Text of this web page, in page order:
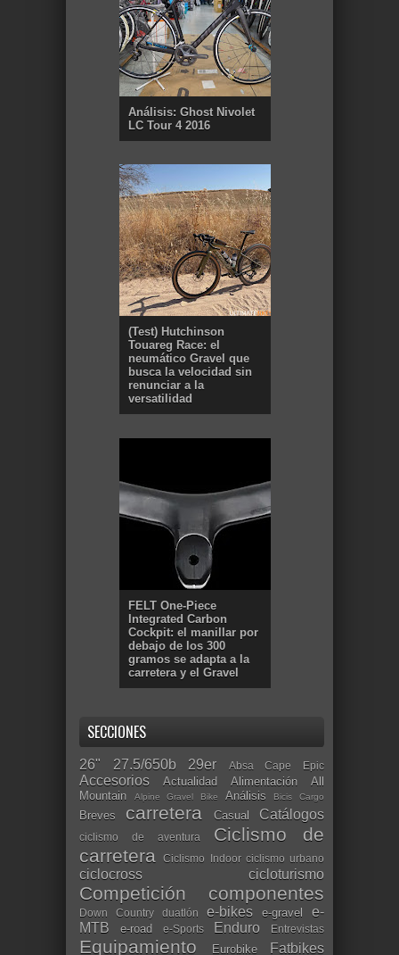
Análisis: Ghost Nivolet
LC Tour 4 2016
(Test) Hutchinson
Touareg Race: el
neumático Gravel que
busca la velocidad sin
renunciar a la
versatilidad
FELT One-Piece
Integrated Carbon
Cockpit: el manillar por
debajo de los 300
gramos se adapta a la
carretera y el Gravel
SECCIONES
26" 27.5/650b 29er Absa Cape Epic
Accesorios Actualidad Alimentación
All
Mountain
Alpine Gravel Bike Análisis Bicis Cargo
Breves carretera Casual Catálogos
ciclismo de aventura
Ciclismo de
carretera
Ciclismo Indoor ciclismo urbano
ciclocross cicloturismo
Competición componentes
Down Country duatlón e-bikes e-gravel
e-
MTB
e-road e-Sports Enduro Entrevistas
Equipamiento Eurobike Fatbikes